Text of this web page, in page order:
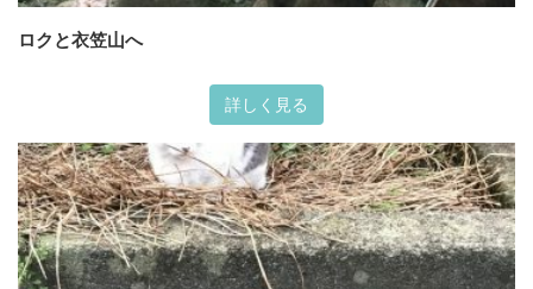
ロクと衣笠山へ
詳しく見る